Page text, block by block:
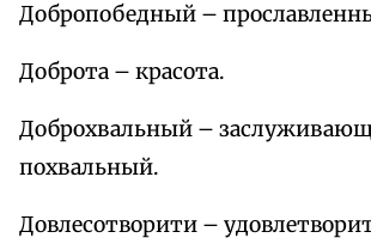
Добропобедный –
Доброта – красота.
Доброхвальный –
похвальный.
Довлесотворити –